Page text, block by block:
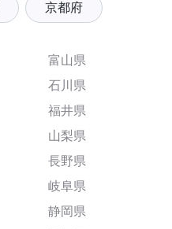
京都府
富山県
石川県
福井県
山梨県
長野県
岐阜県
静岡県